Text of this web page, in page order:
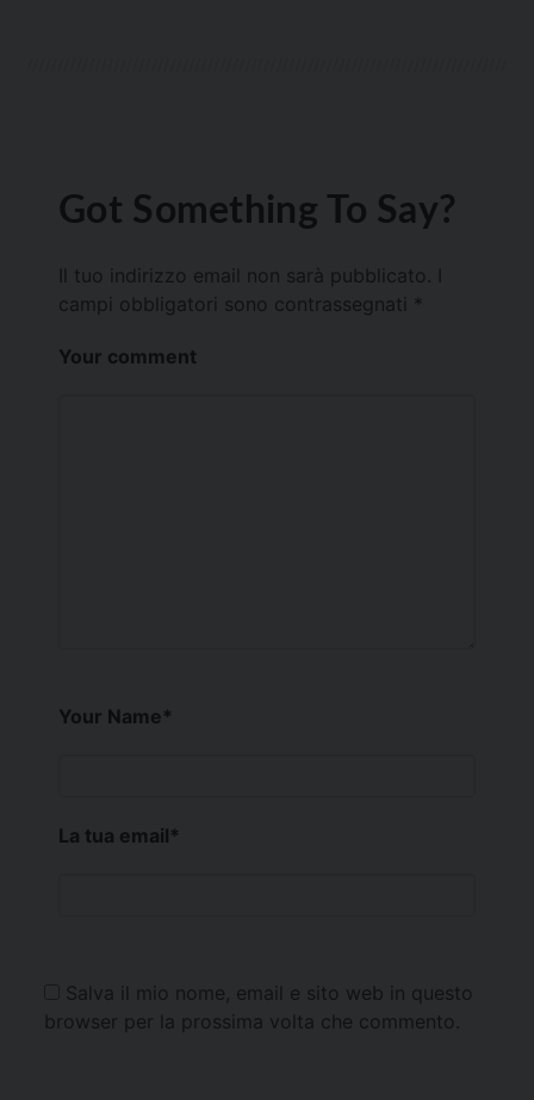
Got Something To Say?
Il tuo indirizzo email non sarà pubblicato.
campi obbligatori sono contrassegnati *
Your comment
Your Name*
La tua email*
Salva il mio nome, email e sito web in questo
browser per la prossima volta che commento.